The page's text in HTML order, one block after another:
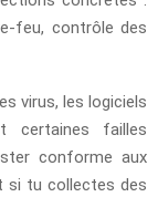
feu, contrôle des
virus, les logiciels
certaines failles
conforme aux
si tu collectes des